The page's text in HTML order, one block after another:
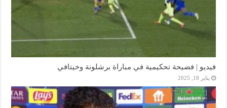
فيديو | فضيحة تحكيمية في مباراة برشلونة وخيتافي
يناير 18, 2025